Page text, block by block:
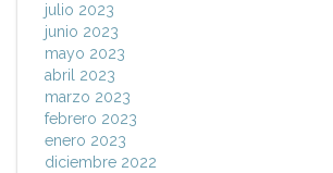
julio 2023
junio 2023
mayo 2023
abril 2023
marzo 2023
febrero 2023
enero 2023
diciembre 2022